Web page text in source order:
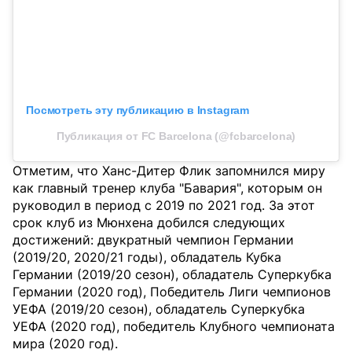
Посмотреть эту публикацию в Instagram
Публикация от FC Barcelona (@fcbarcelona)
Отметим, что Ханс-Дитер Флик запомнился миру
как главный тренер клуба "Бавария", которым он
руководил в период с 2019 по 2021 год. За этот
срок клуб из Мюнхена добился следующих
достижений: двукратный чемпион Германии
(2019/20, 2020/21 годы), обладатель Кубка
Германии (2019/20 сезон), обладатель Суперкубка
Германии (2020 год), Победитель Лиги чемпионов
УЕФА (2019/20 сезон), обладатель Суперкубка
УЕФА (2020 год), победитель Клубного чемпионата
мира (2020 год).